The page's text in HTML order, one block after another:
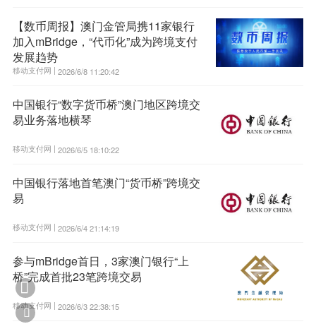
【数币周报】澳门金管局携11家银行
加入mBridge，“代币化”成为跨境支付
发展趋势
移动支付网 | 2026/6/8 11:20:42
中国银行“数字货币桥”澳门地区跨境交
易业务落地横琴
移动支付网 | 2026/6/5 18:10:22
中国银行落地首笔澳门“货币桥”跨境交
易
移动支付网 | 2026/6/4 21:14:19
参与mBridge首日，3家澳门银行“上
桥”完成首批23笔跨境交易
移动支付网 | 2026/6/3 22:38:15

